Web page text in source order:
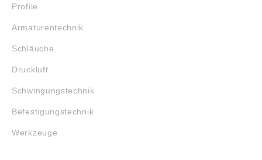
Profile
Armaturentechnik
Schläuche
Druckluft
Schwingungstechnik
Befestigungstechnik
Werkzeuge